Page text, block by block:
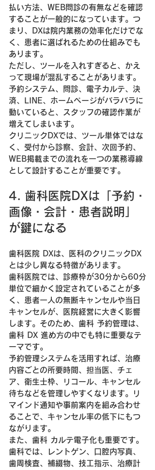
払い方法、WEB問診の有無などを確認
することが一般的になっています。つ
まり、DXは院内業務の効率化だけでな
く、患者に選ばれるための仕組みでも
あります。
ただし、ツールを入れすぎると、かえ
って現場が混乱することがあります。
予約システム、問診、電子カルテ、決
済、LINE、ホームページがバラバラに
動いていると、スタッフの確認作業が
増えてしまいます。
クリニックDXでは、ツール単体ではな
く、受付から診察、会計、次回予約、
WEB掲載までの流れを一つの業務導線
として設計することが重要です。
4. 歯科医院DXは「予約・
画像・会計・患者説明」
が鍵になる
歯科医院 DXは、医科のクリニックDX
とは少し異なる特徴があります。
歯科医院では、診療枠が30分から60分
単位で細かく設定されていることが多
く、患者一人の無断キャンセルや当日
キャンセルが、医院経営に大きく影響
します。そのため、歯科 予約管理は、
歯科 DX 進め方の中でも特に重要なテ
ーマです。
予約管理システムを活用すれば、治療
内容ごとの所要時間、担当医、チェ
ア、衛生士枠、リコール、キャンセル
待ちなどを管理しやすくなります。リ
マインド通知や事前案内を組み合わせ
ることで、キャンセル率の低下にもつ
ながります。
また、歯科 カルテ電子化も重要です。
歯科では、レントゲン、口腔内写真、
歯周検査、補綴物、技工指示、治療計